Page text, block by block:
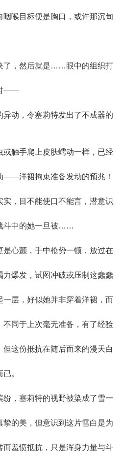
喉目标便是胸口，或许那沉甸
，然后就是……眼中的组织打
——
动，令塞莉特发出了不成器的
手爬上皮肤蠕动一样，已经
——洋裙拘束准备发动的预兆！
实，目不能使口不能言，潜意识
斗中的她一旦被……
心颤，手中枪势一顿，放过在
爆发，试图冲破或压制这蠢蠢
层，好似她并非穿着洋裙，而
同于上次毫无准备，有了经验
这份抵抗在随后而来的漫天白
。
，塞莉特的视野被染成了雪一
的美，但意识到这片雪白是为
而羞愤抵抗，只是浑身力量与斗